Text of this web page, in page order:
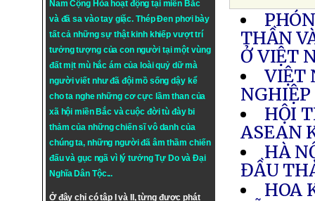
Nam Cộng Hòa hoạt động tại miền Bắc
và đã sa vào tay giặc. Thép Đen phơi bày
tất cả những sự thật kinh khiếp vượt trí
tưởng tượng của con người tại một vùng
đất mịt mù hắc ám của loài quỷ dữ mà
người viết như đã đội mồ sống dậy kể
cho ta nghe những cơ cực lầm than của
xã hội miền Bắc và cuộc đời tù đày bi
thảm của những chiến sĩ vô danh của
chúng ta, những người đã âm thầm chiến
đấu và gục ngã vì lý tưởngTự DovàĐại
Nghĩa Dân Tộc...
Ở đây chỉ có tập I và II, từng được phát
THẦN
Ở VIỆT
VIỆT
NGHIỆP
HỘI
ASEAN
HÀ
ĐẦU
HOA